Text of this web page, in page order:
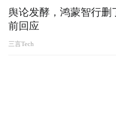
舆论发酵，鸿蒙智行删
前回应
三言Tech